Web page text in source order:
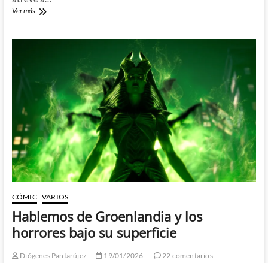
Ver másReivindicando
CÓMIC VARIOS
Hablemos de Groenlandia y los
horrores bajo su superficie
Diógenes Pantarújez 19/01/2026
22 comentarios